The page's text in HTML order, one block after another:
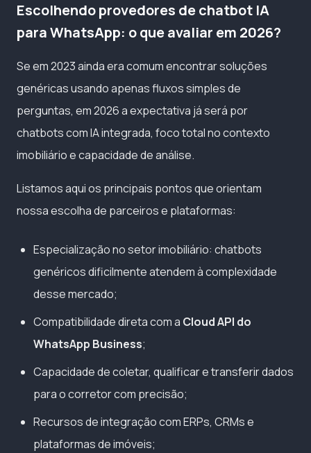
Escolhendo provedores de chatbot IA
para WhatsApp: o que avaliar em 2026?
Se em 2023 ainda era comum encontrar soluções
genéricas usando apenas fluxos simples de
perguntas, em 2026 a expectativa já será por
chatbots com IA integrada, foco total no contexto
imobiliário e capacidade de análise.
Listamos aqui os principais pontos que orientam
nossa escolha de parceiros e plataformas:
Especialização no setor imobiliário: chatbots
genéricos dificilmente atendem à complexidade
desse mercado;
Compatibilidade direta com a Cloud API do
WhatsApp Business;
Capacidade de coletar, qualificar e transferir dados
para o corretor com precisão;
Recursos de integração com ERPs, CRMs e
plataformas de imóveis;